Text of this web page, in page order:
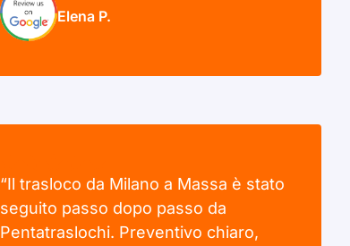
Elena P.
“Il trasloco da Milano a Massa è stato
seguito passo dopo passo da
Pentatraslochi. Preventivo chiaro,